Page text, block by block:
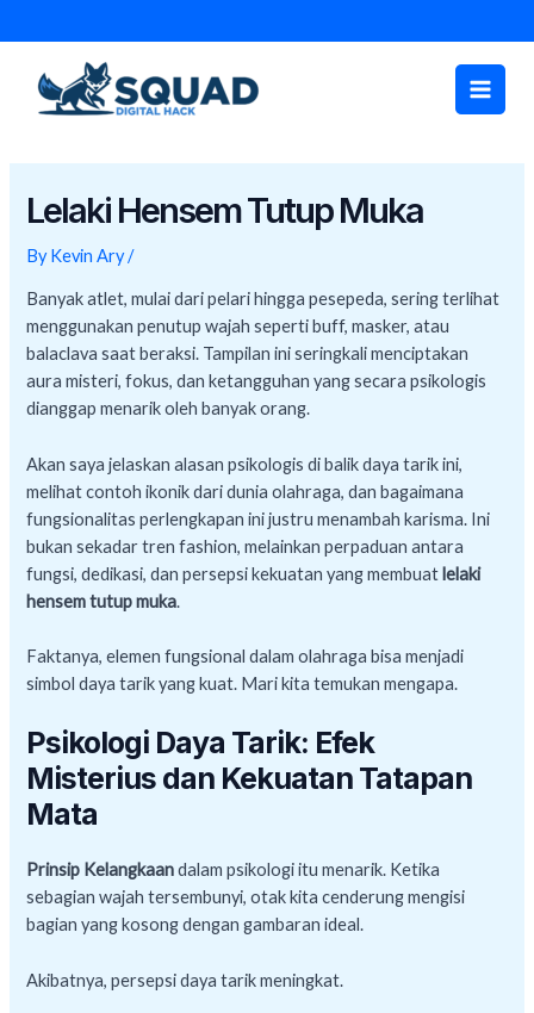
to
Main
Menu
Lelaki Hensem Tutup Muka
ByKevin Ary/
Banyak atlet, mulai dari pelari hingga pesepeda, sering terlihat
menggunakan penutup wajah seperti buff, masker, atau
balaclava saat beraksi. Tampilan ini seringkali menciptakan
aura misteri, fokus, dan ketangguhan yang secara psikologis
dianggap menarik oleh banyak orang.
Akan saya jelaskan alasan psikologis di balik daya tarik ini,
melihat contoh ikonik dari dunia olahraga, dan bagaimana
fungsionalitas perlengkapan ini justru menambah karisma. Ini
bukan sekadar tren fashion, melainkan perpaduan antara
fungsi, dedikasi, dan persepsi kekuatan yang membuat lelaki
hensem tutup muka.
Faktanya, elemen fungsional dalam olahraga bisa menjadi
simbol daya tarik yang kuat. Mari kita temukan mengapa.
Psikologi Daya Tarik: Efek
Misterius dan Kekuatan Tatapan
Mata
Prinsip Kelangkaandalam psikologi itu menarik. Ketika
sebagian wajah tersembunyi, otak kita cenderung mengisi
bagian yang kosong dengan gambaran ideal.
Akibatnya, persepsi daya tarik meningkat.
navigation